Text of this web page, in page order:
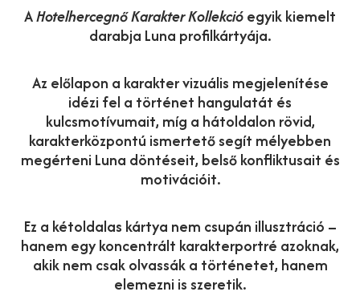
AHotelhercegnő Karakter Kollekcióegyik kiemelt
darabja Luna profilkártyája.
Az előlapon a karakter vizuális megjelenítése
idézi fel a történet hangulatát és
kulcsmotívumait, míg a hátoldalon rövid,
karakterközpontú ismertető segít mélyebben
megérteni Luna döntéseit, belső konfliktusait és
motivációit.
Ez a kétoldalas kártya nem csupán illusztráció –
hanem egy koncentrált karakterportré azoknak,
akik nem csak olvassák a történetet, hanem
elemezni is szeretik.